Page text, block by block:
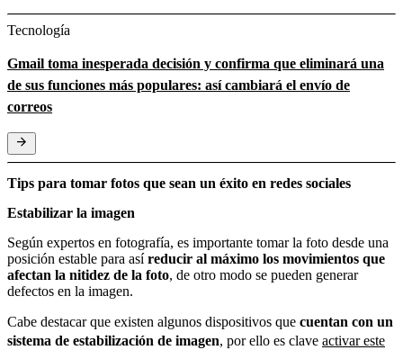
Tecnología
Gmail toma inesperada decisión y confirma que eliminará una
de sus funciones más populares: así cambiará el envío de
correos
Tips para tomar fotos que sean un éxito en redes sociales
Estabilizar la imagen
Según expertos en fotografía, es importante tomar la foto desde una
posición estable para asíreducir al máximo los movimientos que
afectan la nitidez de la foto, de otro modo se pueden generar
defectos en la imagen.
Cabe destacar que existen algunos dispositivos que cuentan con un
sistema de estabilización de imagen, por ello es clave activar este